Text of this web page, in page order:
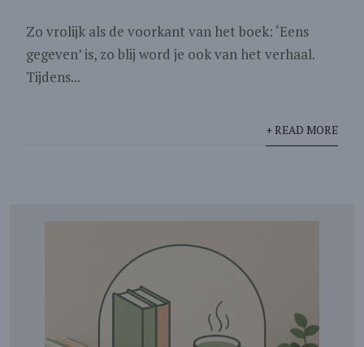
Zo vrolijk als de voorkant van het boek: ‘Eens
gegeven’ is, zo blij word je ook van het verhaal.
Tijdens...
+ READ MORE